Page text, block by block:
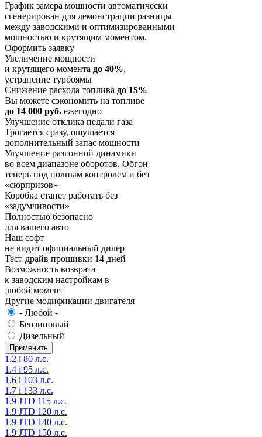
График замера мощности автоматически
сгенерирован для демонстрации разницы
между заводскими и оптимизированными
мощностью и крутящим моментом.
Оформить заявку
Увеличение мощности
и крутящего момента до 40%,
устранение турбоямы
Снижение расхода топлива до 15%
Вы можете сэкономить на топливе
до 14 000 руб. ежегодно
Улучшение отклика педали газа
Трогается сразу, ощущается
дополнительный запас мощности
Улучшение разгонной динамики
во всем диапазоне оборотов. Обгон
теперь под полным контролем и без
«сюрпризов»
Коробка станет работать без
«задумчивости»
Полностью безопасно
для вашего авто
Наш софт
не видит официальный дилер
Тест-драйв прошивки 14 дней
Возможность возврата
к заводским настройкам в
любой момент
Другие модификации двигателя
- Любой -
Бензиновый
Дизельный
1.2 i 80 л.с.
1.4 i 95 л.с.
1.6 i 103 л.с.
1.7 i 133 л.с.
1.9 JTD 115 л.с.
1.9 JTD 120 л.с.
1.9 JTD 140 л.с.
1.9 JTD 150 л.с.